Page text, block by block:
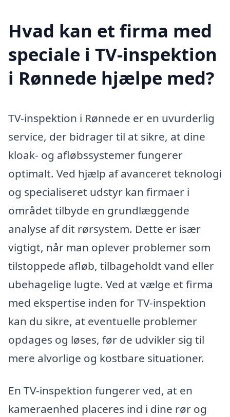
Hvad kan et firma med
speciale i TV-inspektion
i Rønnede hjælpe med?
TV-inspektion i Rønnede er en uvurderlig
service, der bidrager til at sikre, at dine
kloak- og afløbssystemer fungerer
optimalt. Ved hjælp af avanceret teknologi
og specialiseret udstyr kan firmaer i
området tilbyde en grundlæggende
analyse af dit rørsystem. Dette er især
vigtigt, når man oplever problemer som
tilstoppede afløb, tilbageholdt vand eller
ubehagelige lugte. Ved at vælge et firma
med ekspertise inden for TV-inspektion
kan du sikre, at eventuelle problemer
opdages og løses, før de udvikler sig til
mere alvorlige og kostbare situationer.
En TV-inspektion fungerer ved, at en
kameraenhed placeres ind i dine rør og